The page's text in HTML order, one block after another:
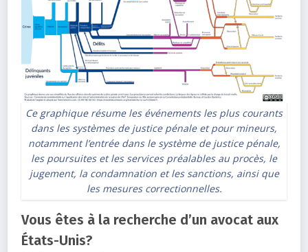
Ce graphique résume les événements les plus courants
dans les systèmes de justice pénale et pour mineurs,
notamment l’entrée dans le système de justice pénale,
les poursuites et les services préalables au procès, le
jugement, la condamnation et les sanctions, ainsi que
les mesures correctionnelles.
Vous êtes à la recherche d’un avocat aux
États-Unis?